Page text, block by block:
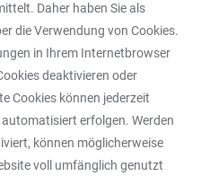
Daher haben Sie als
die Verwendung von Cookies.
in Ihrem Internetbrowser
deaktivieren oder
Cookies können jederzeit
erfolgen. Werden
können möglicherweise
voll umfänglich genutzt